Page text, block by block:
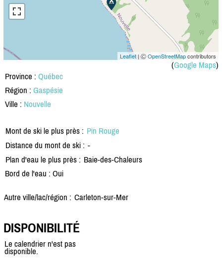
Leaflet| ⒸOpenStreetMapcontributors
(Google Maps)
Province : Québec
Région : Gaspésie
Ville : Nouvelle
Mont de ski le plus près : Pin Rouge
Distance du mont de ski : -
Plan d'eau le plus près : Baie-des-Chaleurs
Bord de l'eau : Oui
Autre ville/lac/région : Carleton-sur-Mer
DISPONIBILITÉ
Le calendrier n'est pas
disponible.